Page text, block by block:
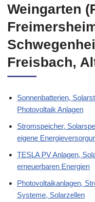
Weingarten
Freisbach,
Sonnenbatterien,
Photovoltaik Anlagen
Stromspeicher,
eigene
TESLA PV Anlagen,
erneuerbaren Energien
Photovoltaikanlagen,
Systeme, Solarzellen